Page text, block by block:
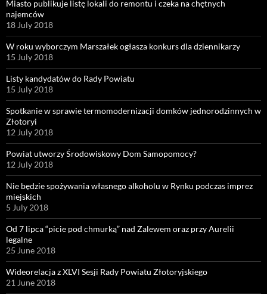
Miasto publikuje listę lokali do remontu i czeka na chętnych
najemców
18 July 2018
W roku wyborczym Marszałek ogłasza konkurs dla dziennikarzy
15 July 2018
Listy kandydatów do Rady Powiatu
15 July 2018
Spotkanie w sprawie termomodernizacji domków jednorodzinnych w
Złotoryi
12 July 2018
Powiat utworzy Środowiskowy Dom Samopomocy?
12 July 2018
Nie będzie spożywania własnego alkoholu w Rynku podczas imprez
miejskich
5 July 2018
Od 7 lipca “picie pod chmurką” nad Zalewem oraz przy Aurelii
legalne
25 June 2018
Wideorelacja z XLVI Sesji Rady Powiatu Złotoryjskiego
21 June 2018